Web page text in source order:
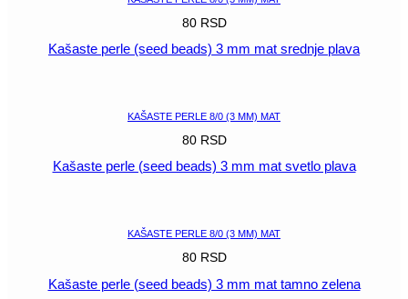
80 RSD
Kašaste perle (seed beads) 3 mm mat srednje plava
KAŠASTE PERLE 8/0 (3 MM) MAT
80 RSD
Kašaste perle (seed beads) 3 mm mat svetlo plava
KAŠASTE PERLE 8/0 (3 MM) MAT
80 RSD
Kašaste perle (seed beads) 3 mm mat tamno zelena